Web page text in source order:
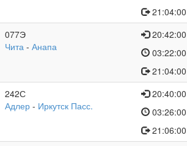
21:04:00
077Э
Чита - Анапа
20:42:00
03:22:00
21:04:00
242С
Адлер - Иркутск Пасс.
20:40:00
03:26:00
21:06:00